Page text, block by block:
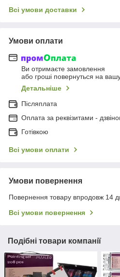
Всі умови доставки
Умови оплати
Ви отримаєте замовлення
або гроші повернуться на
Детальніше
Післяплата
Оплата за реквізитами -
Готівкою
Всі умови оплати
Умови повернення
Повернення товару впродовж 14
Всі умови повернення
Подібні товари компанії